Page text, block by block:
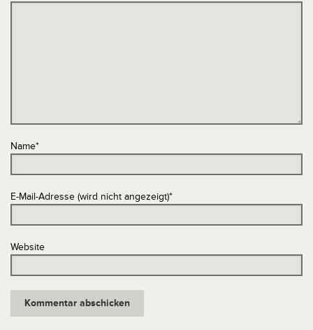
Name*
E-Mail-Adresse (wird nicht angezeigt)*
Website